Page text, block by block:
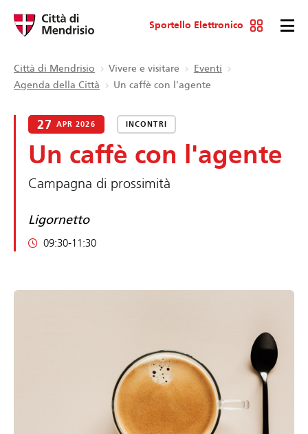
Sportello Elettronico
Città di Mendrisio Vivere e visitare
Eventi
Agenda della Città
Un caffè con l'agente
27 APR 2026 INCONTRI
Un caffè con l'agente
Campagna di prossimità
Ligornetto
09:30-11:30